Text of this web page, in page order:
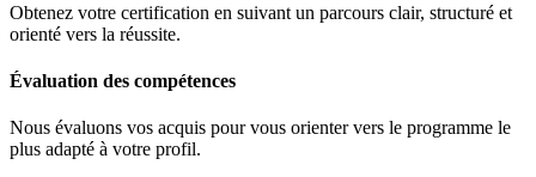
Obtenez votre certification en suivant un parcours clair, structuré et
orienté vers la réussite.
Évaluation des compétences
Nous évaluons vos acquis pour vous orienter vers le programme le
plus adapté à votre profil.